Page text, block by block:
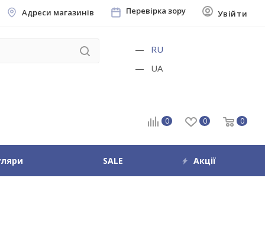
Адреси магазинів Перевірка зору Увійти
RU
UA
0 0 0
SALE Акції